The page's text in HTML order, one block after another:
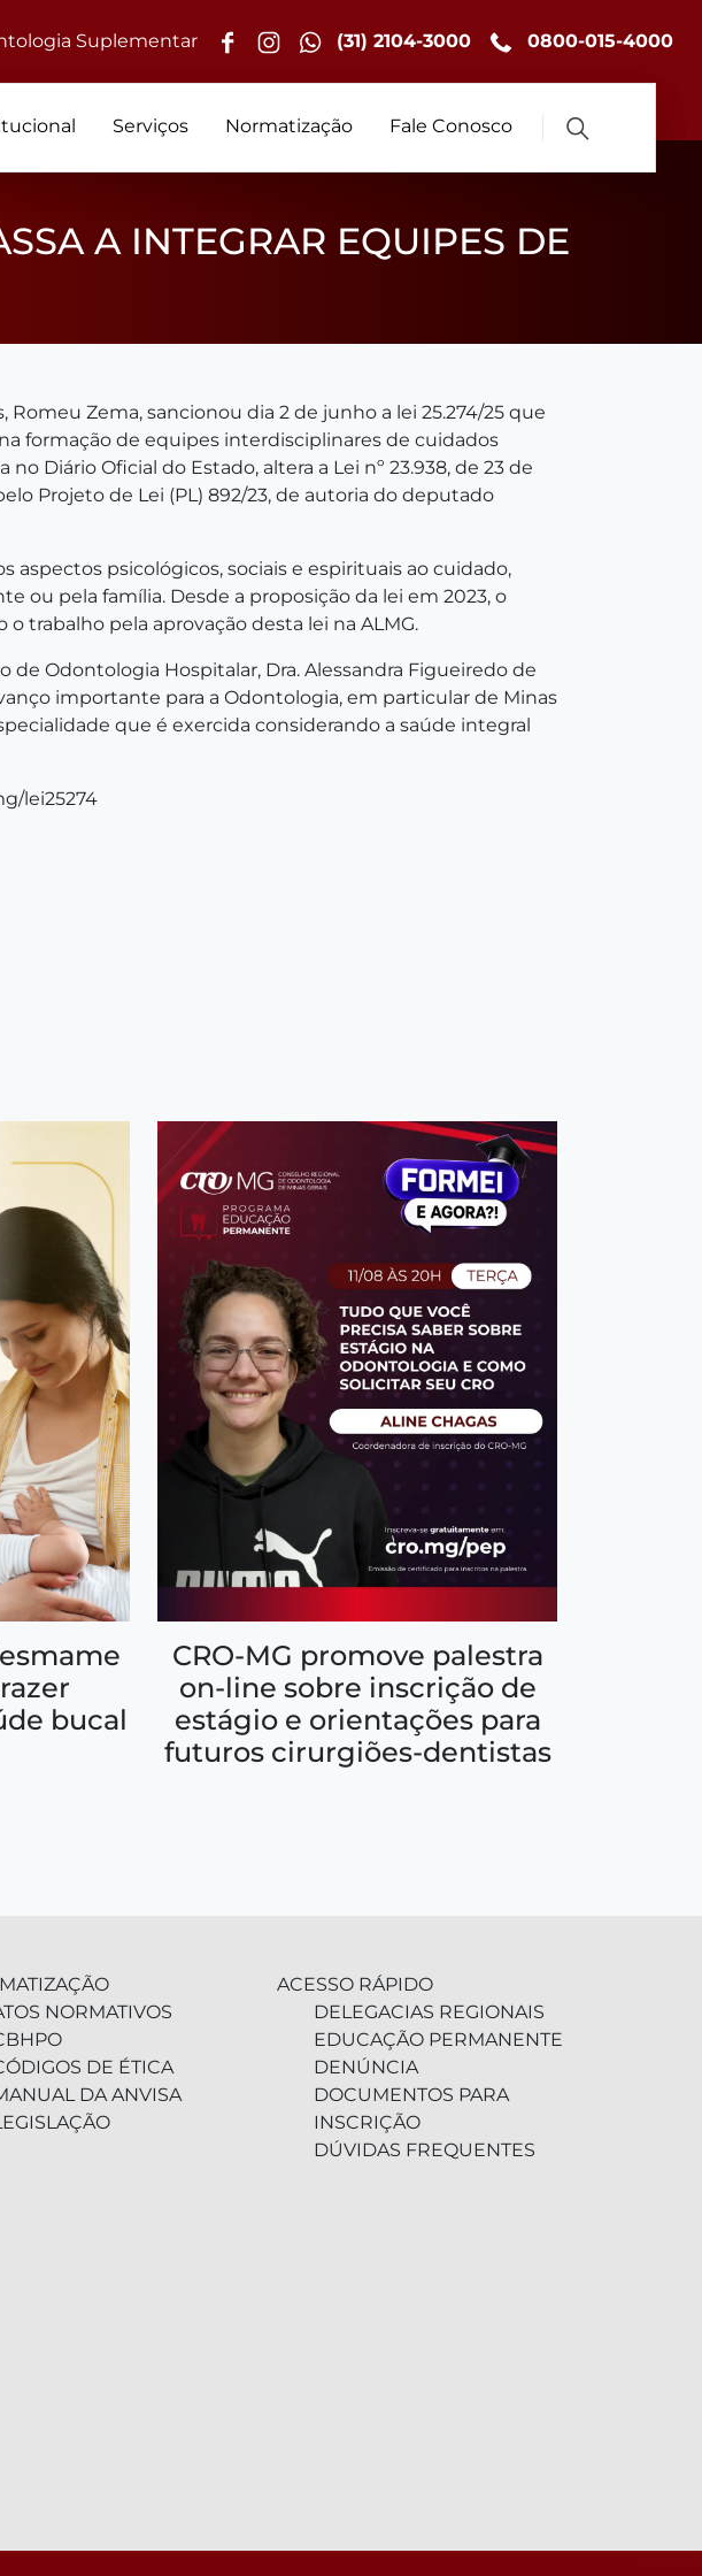
Suplementar (31) 2104-3000 0800-015-4000
Serviços Normatização Fale Conosco
A INTEGRAR EQUIPES DE
Romeu Zema, sancionou dia 2 de junho a lei 25.274/25 que
formação de equipes interdisciplinares de cuidados
no Diário Oficial do Estado, altera a Lei nº 23.938, de 23 de
Projeto de Lei (PL) 892/23, de autoria do deputado
aspectos psicológicos, sociais e espirituais ao cuidado,
ou pela família. Desde a proposição da lei em 2023, o
trabalho pela aprovação desta lei na ALMG.
de Odontologia Hospitalar, Dra. Alessandra Figueiredo de
importante para a Odontologia, em particular de Minas
que é exercida considerando a saúde integral
lei25274
bucal
CRO-MG promove palestra
on-line sobre inscrição de
estágio e orientações para
futuros cirurgiões-dentistas
NORMATIVOS
DE ÉTICA
DA ANVISA
ACESSO RÁPIDO
DELEGACIAS REGIONAIS
EDUCAÇÃO PERMANENTE
DENÚNCIA
DOCUMENTOS PARA
INSCRIÇÃO
DÚVIDAS FREQUENTES